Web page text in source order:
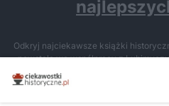
Odkryj najciekawsze książki
powstała we współpracy z
miłośników literatury w Polsce –
tytułów najwyżej